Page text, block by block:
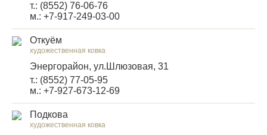
т.: (8552) 76-06-76
м.: +7-917-249-03-00
Откуём
художественная ковка
Энергорайон, ул.Шлюзовая, 31
т.: (8552) 77-05-95
м.: +7-927-673-12-69
Подкова
художественная ковка